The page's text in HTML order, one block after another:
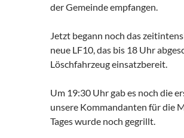
der Gemeinde empfangen.
Jetzt begann noch das
neue LF10, das bis 18 Uhr
Löschfahrzeug einsatzbereit.
Um 19:30 Uhr gab es noch die
unsere Kommandanten für die
Tages wurde noch gegrillt.